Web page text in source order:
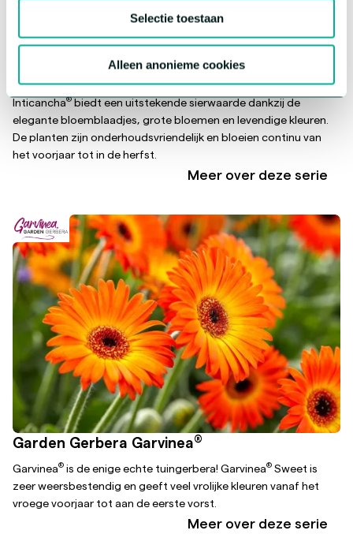
Selectie toestaan
Alleen anonieme cookies
Inticancha®biedt een uitstekende sierwaarde dankzij de
elegante bloemblaadjes, grote bloemen en levendige kleuren.
De planten zijn onderhoudsvriendelijk en bloeien continu van
het voorjaar tot in de herfst.
Meer over deze serie
Garden Gerbera Garvinea®
Garvinea® is de enige echte tuingerbera! Garvinea® Sweet is
zeer weersbestendig en geeft veel vrolijke kleuren vanaf het
vroege voorjaar tot aan de eerste vorst.
Meer over deze serie